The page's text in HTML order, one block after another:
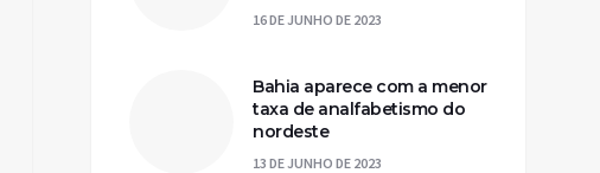
16 DE JUNHO DE 2023
Bahia aparece com a menor
taxa de analfabetismo do
nordeste
13 DE JUNHO DE 2023